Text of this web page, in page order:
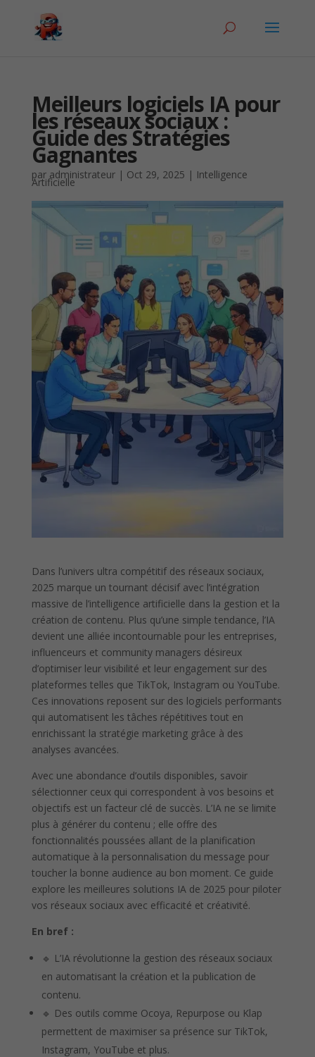
Meilleurs logiciels IA pour
les réseaux sociaux :
Guide des Stratégies
Gagnantes
par administrateur| Oct 29, 2025 | Intelligence
Artificielle
Dans l’univers ultra compétitif des réseaux sociaux,
2025 marque un tournant décisif avec l’intégration
massive de l’intelligence artificielle dans la gestion et la
création de contenu. Plus qu’une simple tendance, l’IA
devient une alliée incontournable pour les entreprises,
influenceurs et community managers désireux
d’optimiser leur visibilité et leur engagement sur des
plateformes telles que TikTok, Instagram ou YouTube.
Ces innovations reposent sur des logiciels performants
qui automatisent les tâches répétitives tout en
enrichissant la stratégie marketing grâce à des
analyses avancées.
Avec une abondance d’outils disponibles, savoir
sélectionner ceux qui correspondent à vos besoins et
objectifs est un facteur clé de succès. L’IA ne se limite
plus à générer du contenu ; elle offre des
fonctionnalités poussées allant de la planification
automatique à la personnalisation du message pour
toucher la bonne audience au bon moment. Ce guide
explore les meilleures solutions IA de 2025 pour piloter
vos réseaux sociaux avec efficacité et créativité.
En bref :
🔹 L’IA révolutionne la gestion des réseaux sociaux
en automatisant la création et la publication de
contenu.
🔹 Des outils comme Ocoya, Repurpose ou Klap
permettent de maximiser sa présence sur TikTok,
Instagram, YouTube et plus.